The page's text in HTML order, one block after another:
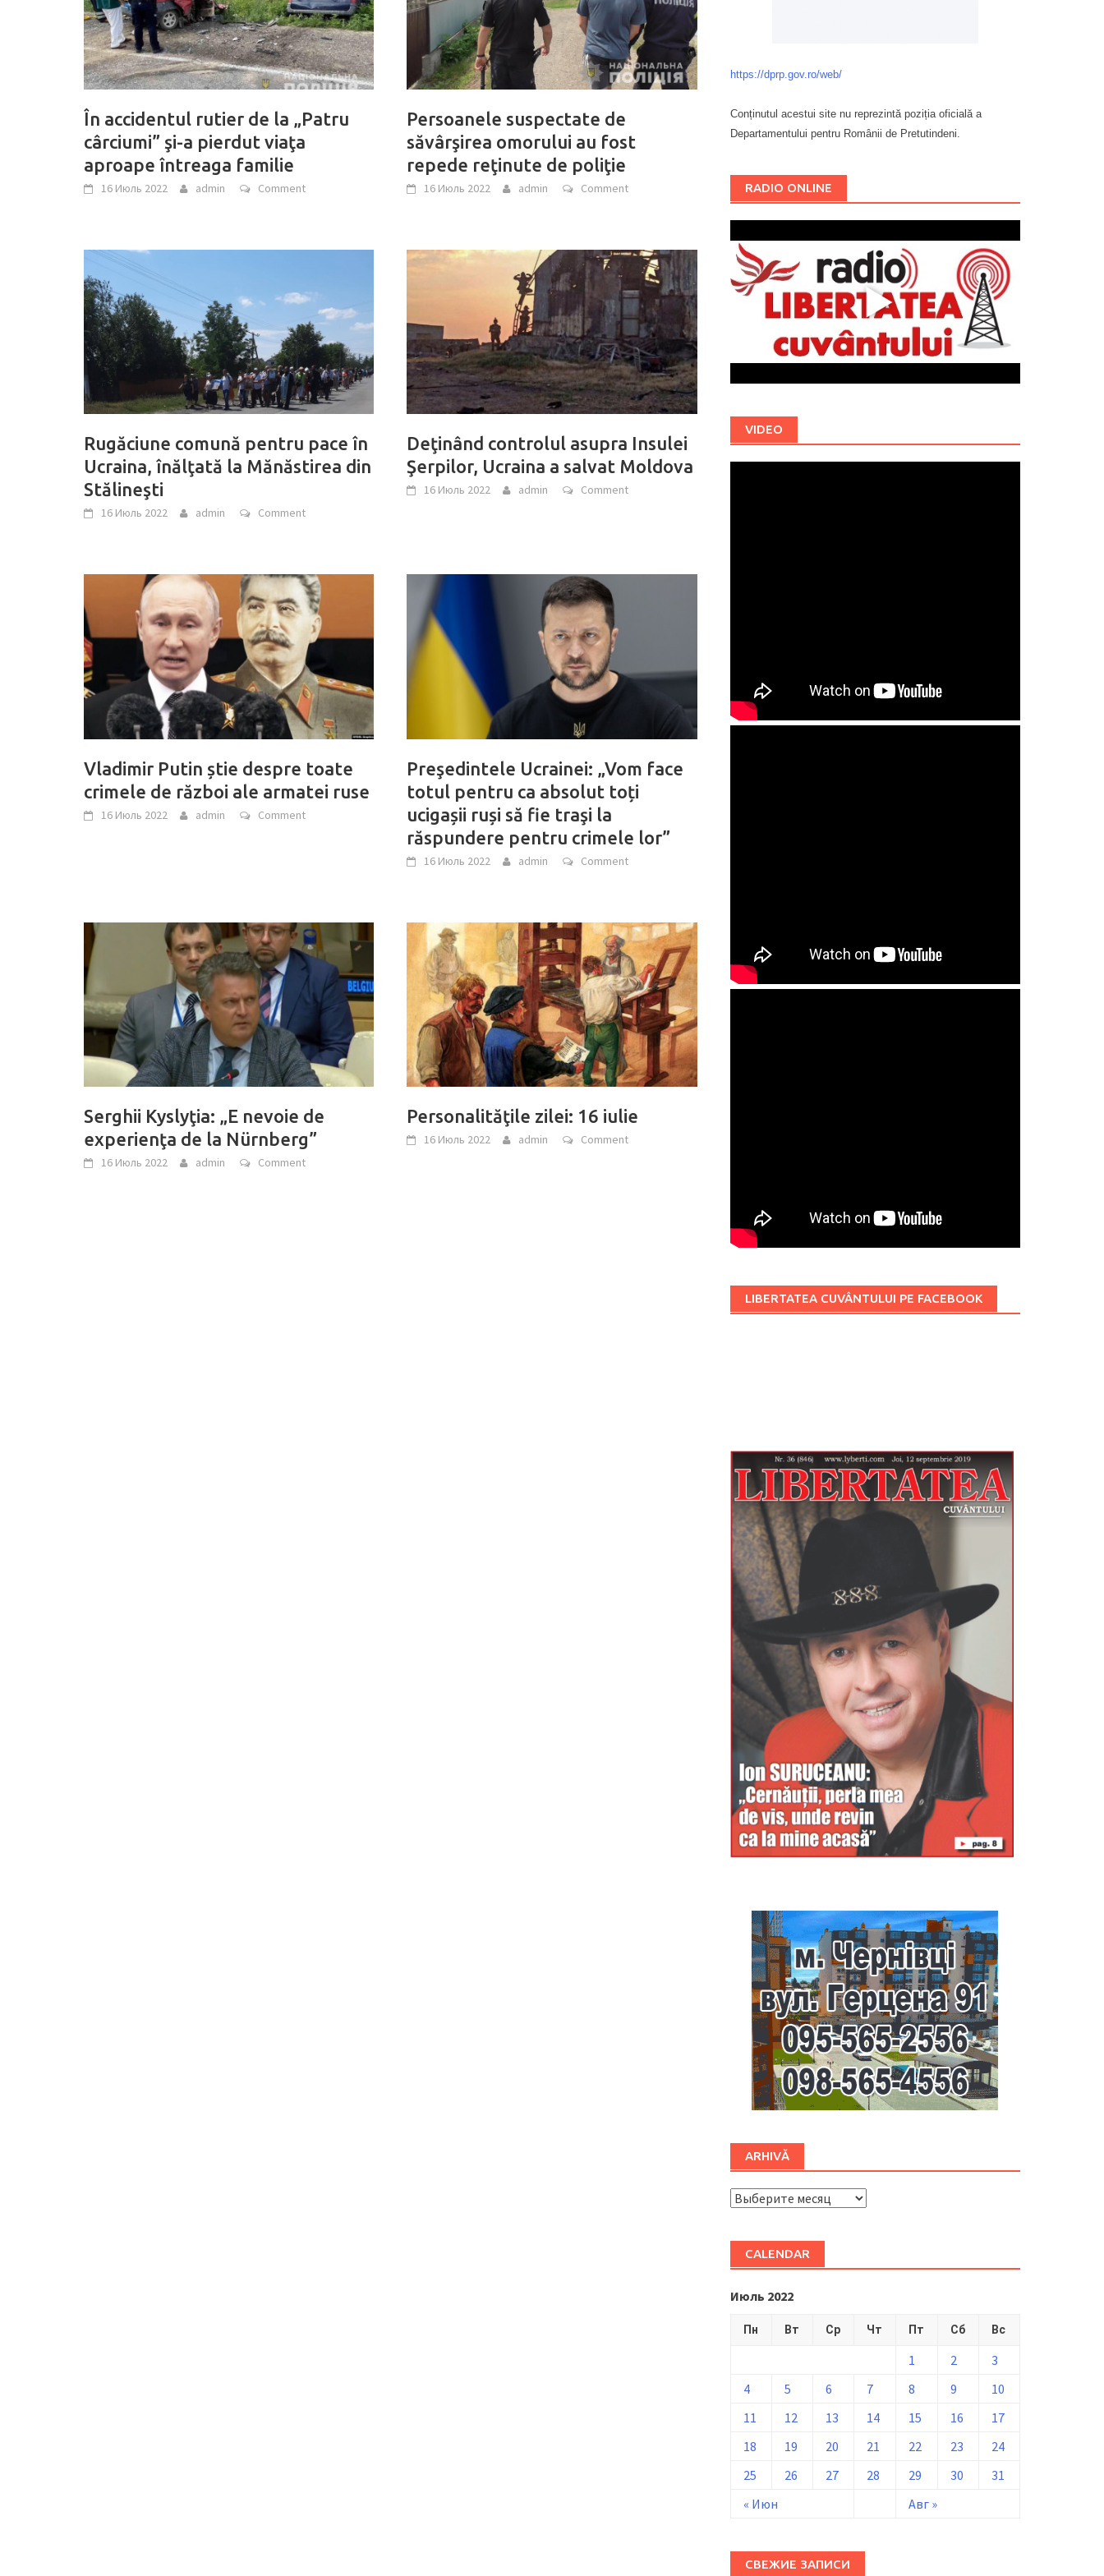
În accidentul rutier de la „Patru
cârciumi” şi-a pierdut viaţa
aproape întreaga familie
16 Июль 2022 admin Comment
Persoanele suspectate de
săvârşirea omorului au fost
repede reţinute de poliţie
16 Июль 2022 admin Comment
Rugăciune comună pentru pace în
Ucraina, înălţată la Mănăstirea din
Stălineşti
16 Июль 2022 admin Comment
Deţinând controlul asupra Insulei
Şerpilor, Ucraina a salvat Moldova
16 Июль 2022 admin Comment
Vladimir Putin știe despre toate
crimele de război ale armatei ruse
16 Июль 2022 admin Comment
Preşedintele Ucrainei: „Vom face
totul pentru ca absolut toți
ucigașii ruși să fie traşi la
răspundere pentru crimele lor”
16 Июль 2022 admin Comment
Serghii Kyslyţia: „E nevoie de
experienţa de la Nürnberg”
16 Июль 2022 admin Comment
Personalităţile zilei: 16 iulie
16 Июль 2022 admin Comment
https://dprp.gov.ro/web/
Conținutul acestui site nu reprezintă poziția oficială a
Departamentului pentru Românii de Pretutindeni.
RADIO ONLINE
VIDEO
LIBERTATEA CUVÂNTULUI PE FACEBOOK
ARHIVĂ
ARHIVĂ
CALENDAR
Июль 2022
Пн Вт Ср Чт Пт Сб Вс
« Июн Авг »
1 2
3
4
5 6 7 8 9
10
11
12 13 14 15 16
17
18
19 20 21 22 23
24
25
26 27 28 29 30 31
СВЕЖИЕ ЗАПИСИ